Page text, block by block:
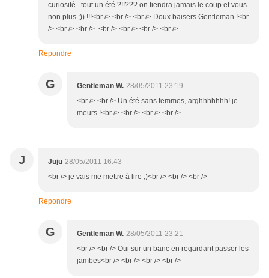
curiosité...tout un été ?!!??? on tiendra jamais le coup et vous
non plus ;)) !!!<br /> <br /> <br /> Doux baisers Gentleman !<br
/> <br /> <br /> <br /> <br /> <br /> <br />
Répondre
G Gentleman W. 28/05/2011 23:19
<br /> <br /> Un été sans femmes, arghhhhhhh! je
meurs !<br /> <br /> <br /> <br />
J Juju 28/05/2011 16:43
<br /> je vais me mettre à lire ;)<br /> <br /> <br />
Répondre
G Gentleman W. 28/05/2011 23:21
<br /> <br /> Oui sur un banc en regardant passer les
jambes<br /> <br /> <br /> <br />